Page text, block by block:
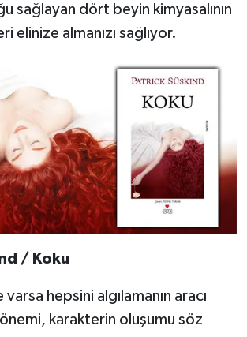
sağlayan dört beyin kimyasalının
elinize almanızı sağlıyor.
/ Koku
hepsini algılamanın aracı
karakterin oluşumu söz